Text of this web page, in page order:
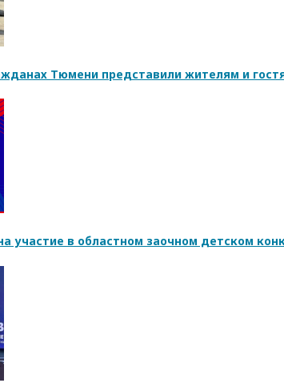
Тюмени представили жителям и
участие в областном заочном детском